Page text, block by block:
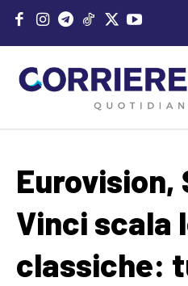
Eurovision,
Vinci scala
classiche: